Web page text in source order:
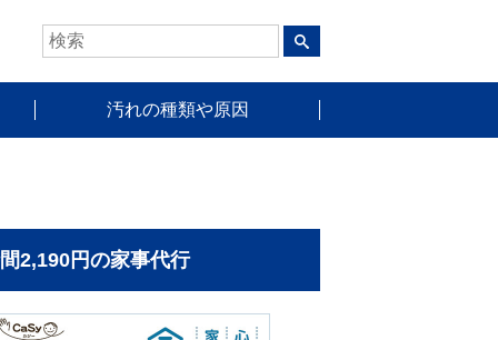
汚れの種類や原因
2,190円の家事代行